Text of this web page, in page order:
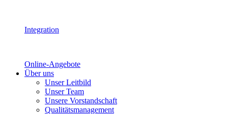
Integration
Online-Angebote
Über uns
Unser Leitbild
Unser Team
Unsere Vorstandschaft
Qualitätsmanagement